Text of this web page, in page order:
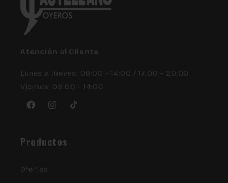
Atención al Cliente
Lunes a Jueves: 09:00 - 14:00 / 17:00 - 20:00
Viernes: 08:00 - 14:00
FacebookInstagram
TikTok
Productos
Ofertas